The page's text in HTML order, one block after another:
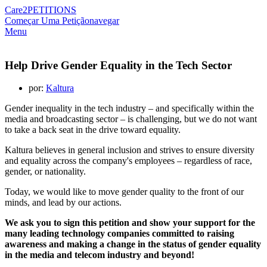
Care2PETITIONS
Começar Uma Petiçãonavegar
Menu
Help Drive Gender Equality in the Tech Sector
por: Kaltura
Gender inequality in the tech industry – and specifically within the
media and broadcasting sector – is challenging, but we do not want
to take a back seat in the drive toward equality.
Kaltura believes in general inclusion and strives to ensure diversity
and equality across the company's employees – regardless of race,
gender, or nationality.
Today, we would like to move gender quality to the front of our
minds, and lead by our actions.
We ask you to sign this petition and show your support for the
many leading technology companies committed to raising
awareness and making a change in the status of gender equality
in the media and telecom industry and beyond!